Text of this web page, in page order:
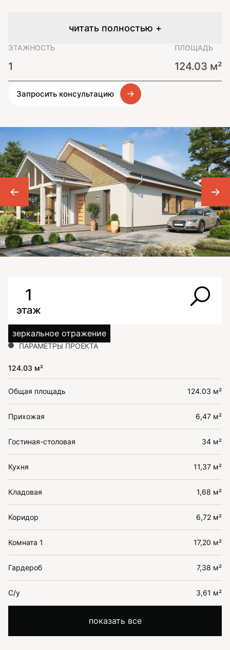
читать полностью +
ЭТАЖНОСТЬ
1
ПЛОЩАДЬ
124.03 м²
Запросить консультацию
1
этаж
зеркальное отражение
ПАРАМЕТРЫ ПРОЕКТА
124.03 м²
Общая площадь 124.03 м²
Прихожая 6,47 м²
Гостиная-столовая 34 м²
Кухня 11,37 м²
Кладовая 1,68 м²
Коридор 6,72 м²
Комната 1 17,20 м²
Гардероб 7,38 м²
С/у 3,61 м²
показать все